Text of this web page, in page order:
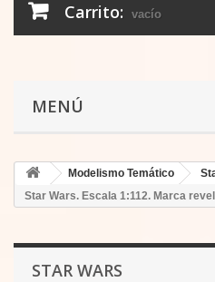
Carrito: vacío
MENÚ
Modelismo Temático
Star Wars. Escala 1:112. Marca
STAR WARS